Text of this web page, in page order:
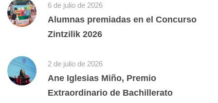
6 de julio de 2026
Alumnas premiadas en el Concurso
Zintzilik 2026
2 de julio de 2026
Ane Iglesias Miño, Premio
Extraordinario de Bachillerato